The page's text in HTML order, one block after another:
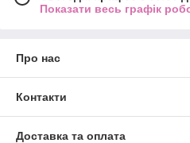
Показати весь графік
Про нас
Контакти
Доставка та оплата